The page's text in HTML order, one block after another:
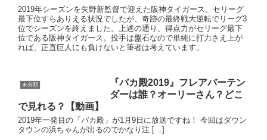
2019年一発目の「バカ殿」が1月9日に放送ですね！ 今回はダウン
タウンの浜ちゃんが出るのでかなり注 […]
どこ？店員の名前や顔画像は？
日向坂46だと「ひらがな推し」の名前
も改名するの？今後は「ひなた推し」
有力か？